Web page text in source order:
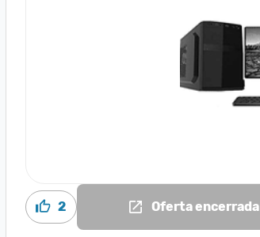
2 Oferta encerrada